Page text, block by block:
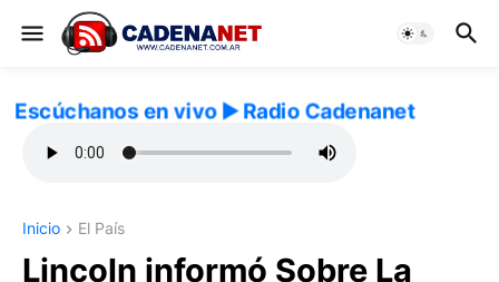
Escúchanos en vivo ▶️ Radio Cadenanet
Inicio El País
Lincoln informó Sobre La